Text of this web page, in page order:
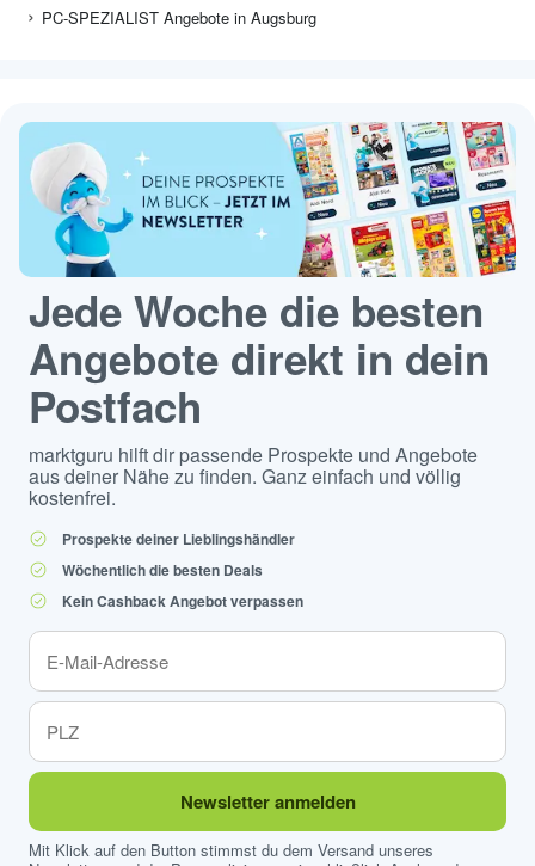
PC-SPEZIALIST Angebote in Augsburg
Jede Woche die besten
Angebote direkt in dein
Postfach
marktguru hilft dir passende Prospekte und Angebote
aus deiner Nähe zu finden. Ganz einfach und völlig
kostenfrei.
Prospekte deiner Lieblingshändler
Wöchentlich die besten Deals
Kein Cashback Angebot verpassen
Newsletter anmelden
Mit Klick auf den Button stimmst du dem Versand unseres